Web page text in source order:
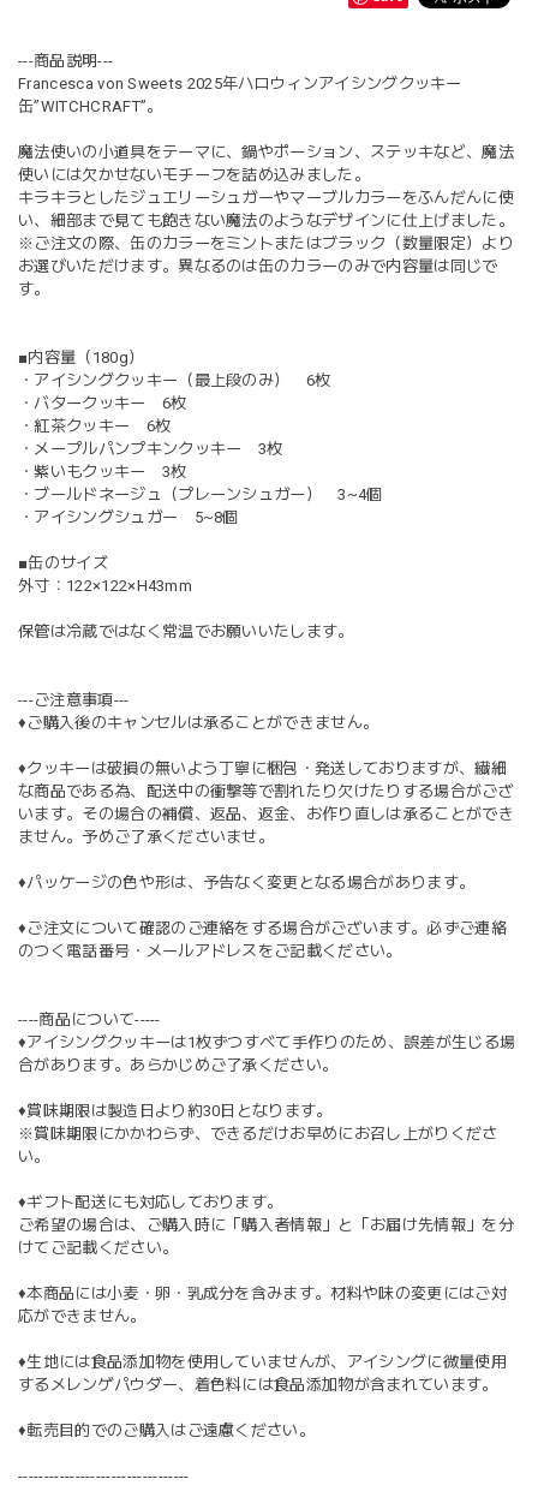
---商品説明---
Francesca von Sweets 2025年ハロウィンアイシングクッキー
缶”WITCHCRAFT”。
魔法使いの小道具をテーマに、鍋やポーション、ステッキなど、魔法
使いには欠かせないモチーフを詰め込みました。
キラキラとしたジュエリーシュガーやマーブルカラーをふんだんに使
い、細部まで見ても飽きない魔法のようなデザインに仕上げました。
※ご注文の際、缶のカラーをミントまたはブラック（数量限定）より
お選びいただけます。異なるのは缶のカラーのみで内容量は同じで
す。
■内容量（180g）
・アイシングクッキー（最上段のみ） 6枚
・バタークッキー 6枚
・紅茶クッキー 6枚
・メープルパンプキンクッキー 3枚
・紫いもクッキー 3枚
・ブールドネージュ（プレーンシュガー） 3~4個
・アイシングシュガー 5~8個
■缶のサイズ
外寸：122×122×H43mm
保管は冷蔵ではなく常温でお願いいたします。
---ご注意事項---
♦︎ご購入後のキャンセルは承ることができません。
♦︎クッキーは破損の無いよう丁寧に梱包・発送しておりますが、繊細
な商品である為、配送中の衝撃等で割れたり欠けたりする場合がござ
います。その場合の補償、返品、返金、お作り直しは承ることができ
ません。予めご了承くださいませ。
♦︎パッケージの色や形は、予告なく変更となる場合があります。
♦︎ご注文について確認のご連絡をする場合がございます。必ずご連絡
のつく電話番号・メールアドレスをご記載ください。
----商品について-----
♦︎アイシングクッキーは1枚ずつすべて手作りのため、誤差が生じる場
合があります。あらかじめご了承ください。
♦︎賞味期限は製造日より約30日となります。
※賞味期限にかかわらず、できるだけお早めにお召し上がりくださ
い。
♦︎ギフト配送にも対応しております。
ご希望の場合は、ご購入時に「購入者情報」と「お届け先情報」を分
けてご記載ください。
♦︎本商品には小麦・卵・乳成分を含みます。材料や味の変更にはご対
応ができません。
♦︎生地には食品添加物を使用していませんが、アイシングに微量使用
するメレンゲパウダー、着色料には食品添加物が含まれています。
♦︎転売目的でのご購入はご遠慮ください。
---------------------------------